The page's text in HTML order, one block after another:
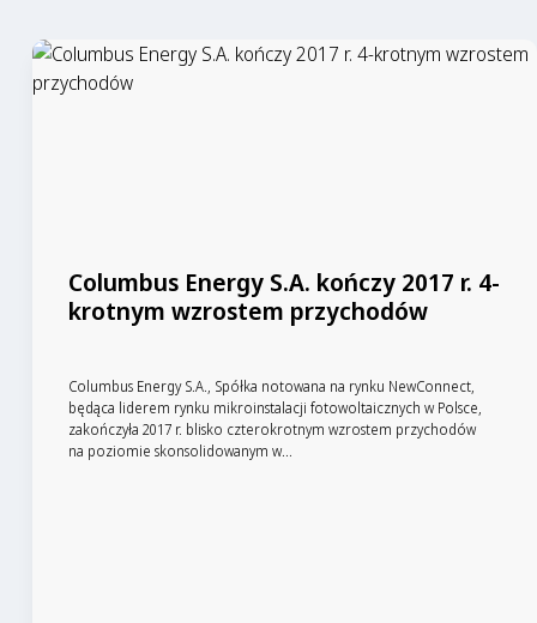
Columbus Energy S.A. kończy 2017 r. 4-
krotnym wzrostem przychodów
Columbus Energy S.A., Spółka notowana na rynku NewConnect,
będąca liderem rynku mikroinstalacji fotowoltaicznych w Polsce,
zakończyła 2017 r. blisko czterokrotnym wzrostem przychodów
na poziomie skonsolidowanym w...